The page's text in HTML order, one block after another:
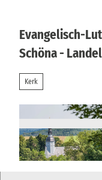
Evangelisch-
Schöna -
Kerk